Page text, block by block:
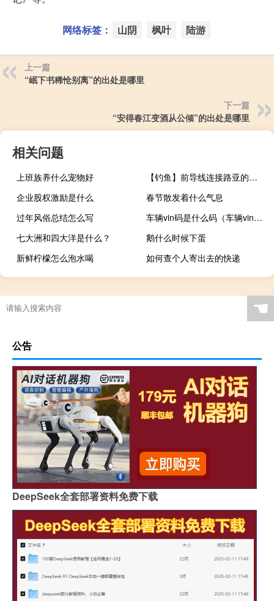
网络标签： 山阴 枫叶 陆游
上一篇
“岷下书稀怆别离”的出处是哪里
下一篇
“安得春江变酒从公倾”的出处是哪里
相关问题
上班族养什么宠物好
【钓鱼】前导线连接路亚的活圈绑法
企业股权激励是什么
春节散发着什么气息
过年风俗总结怎么写
车辆vin码是什么码（车辆vin码是什么）
七大洲和四大洋是什么？
鹅什么时候下蛋
新鲜柠檬怎么泡水喝
如何查个人寄出去的快递
☚
公告
DeepSeek全套部署资料免费下载